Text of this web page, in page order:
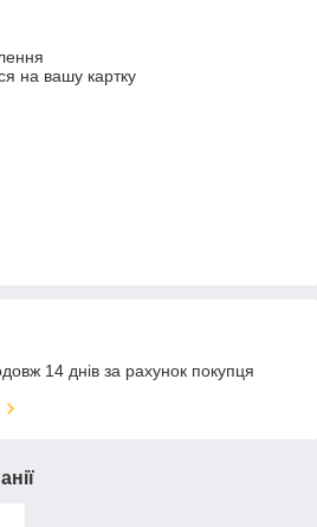
на вашу картку
14 днів за рахунок покупця